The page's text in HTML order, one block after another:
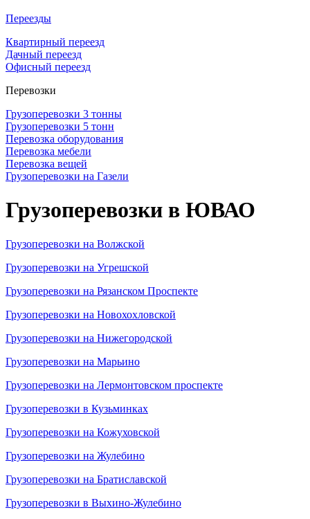
Переезды
Квартирный переезд
Дачный переезд
Офисный переезд
Перевозки
Грузоперевозки 3 тонны
Грузоперевозки 5 тонн
Перевозка оборудования
Перевозка мебели
Перевозка вещей
Грузоперевозки на Газели
Грузоперевозки в ЮВАО
Грузоперевозки на Волжской
Грузоперевозки на Угрешской
Грузоперевозки на Рязанском Проспекте
Грузоперевозки на Новохохловской
Грузоперевозки на Нижегородской
Грузоперевозки на Марьино
Грузоперевозки на Лермонтовском проспекте
Грузоперевозки в Кузьминках
Грузоперевозки на Кожуховской
Грузоперевозки на Жулебино
Грузоперевозки на Братиславской
Грузоперевозки в Выхино-Жулебино